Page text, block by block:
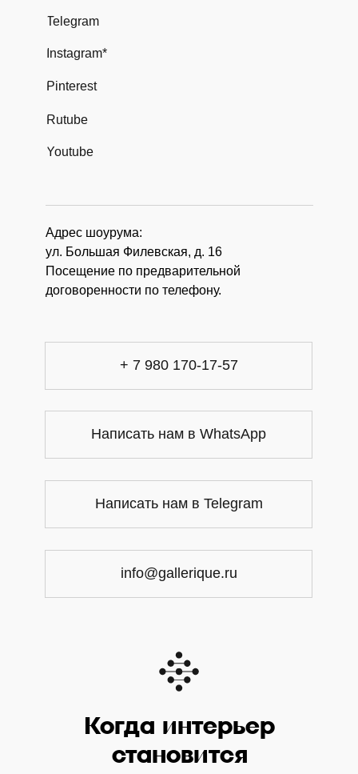
Адрес шоурума:
ул. Большая Филевская, д. 16
Посещение по предварительной
договоренности по телефону.
Instagram*
Telegram
Когда интерьер
становится
+ 7 980 170-17-57
Написать нам в WhatsApp
info@gallerique.ru
Написать нам в Telegram
Pinterest
Rutube
Youtube